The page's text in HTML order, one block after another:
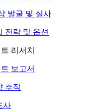
발굴 및 실사
전략 및 옵션
리서치
보고서
추적
사